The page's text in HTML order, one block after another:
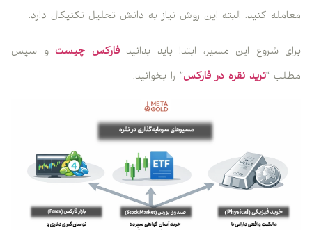
معامله کنید. البته این روش نیاز به دانش تحلیل تکنیکال دارد.
برای شروع این مسیر، ابتدا باید بدانیدفارکس چیست و سپس
مطلب “ترید نقره در فارکس” را بخوانید.